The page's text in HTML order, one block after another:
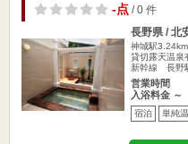
-点/ 0 件
長野県 / 北
神城駅3.24km
貸切露天温
新幹線 長野
営業時間
入浴料金 ～
宿泊 単純